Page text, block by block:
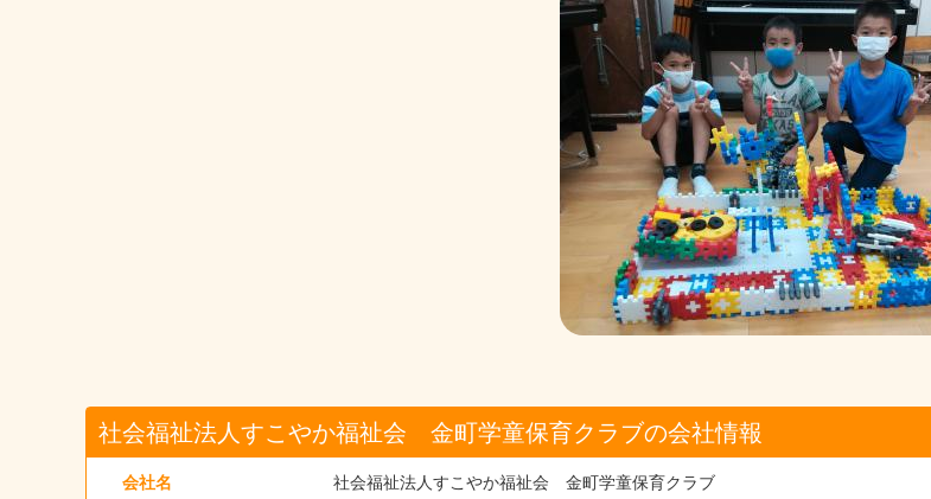
社会福祉法人すこやか福祉会 金町学童保育クラブの会社情報
会社名 社会福祉法人すこやか福祉会 金町学童保育クラブ